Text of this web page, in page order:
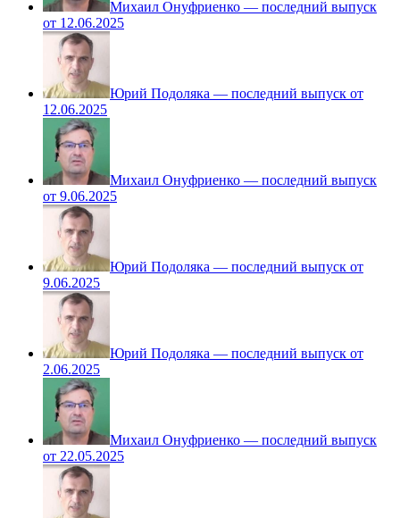
Михаил Онуфриенко — последний выпуск
от 12.06.2025
Юрий Подоляка — последний выпуск от
12.06.2025
Михаил Онуфриенко — последний выпуск
от 9.06.2025
Юрий Подоляка — последний выпуск от
9.06.2025
Юрий Подоляка — последний выпуск от
2.06.2025
Михаил Онуфриенко — последний выпуск
от 22.05.2025